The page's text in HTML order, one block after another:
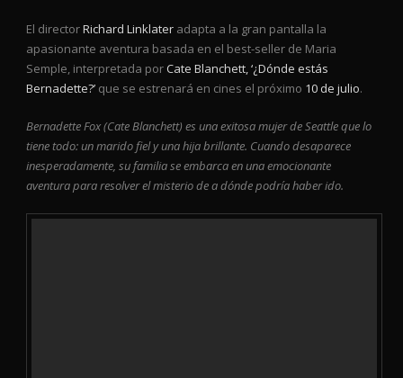
El directorRichard Linklater adapta a la gran pantalla la
apasionante aventura basada en el best-seller de Maria
Semple, interpretada porCate Blanchett, ‘¿Dónde estás
Bernadette?’ que se estrenará en cines el próximo 10 de julio.
Bernadette Fox (Cate Blanchett) es una exitosa mujer de Seattle que lo
tiene todo: un marido fiel y una hija brillante. Cuando desaparece
inesperadamente, su familia se embarca en una emocionante
aventura para resolver el misterio de a dónde podría haber ido.